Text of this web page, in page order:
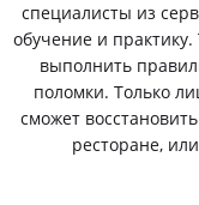
специалисты из
обучение и
выполнить
поломки. Только
сможет
ресторане,